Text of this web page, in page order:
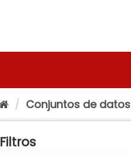
Conjuntos de datos
Filtros